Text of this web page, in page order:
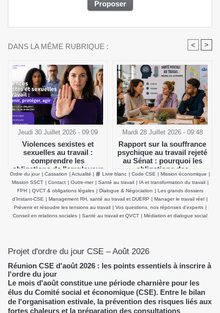
DANS LA MÊME RUBRIQUE : < >
Jeudi 30 Juillet 2026 - 09:09
Violences sexistes et
sexuelles au travail :
comprendre les
obligations de l'employeur
et agir efficacement
Mardi 28 Juillet 2026 - 09:48
Rapport sur la souffrance
psychique au travail rejeté
au Sénat : pourquoi les
obligations des
employeurs et du CSE
demeurent inchangées
Ordre du jour | Cassation | Actualité | 📘 Livre blanc | Code CSE | Mission économique |
Mission SSCT | Contact | Outre-mer | Santé au travail | IA et transformation du travail |
FPH | QVCT & obligations légales | Dialogue & Négociation | Les grands dossiers
d’Instant-CSE | Management RH, santé au travail et DUERP | Manager le travail réel |
Prévenir et résoudre les tensions au travail | Vos questions, nos réponses d'experts |
Conseil en relations sociales | Santé au travail et QVCT | Médiation et dialogue social
Projet d'ordre du jour CSE – Août 2026
Réunion CSE d'août 2026 : les points essentiels à inscrire à
l'ordre du jour
Le mois d'août constitue une période charnière pour les
élus du Comité social et économique (CSE). Entre le bilan
de l'organisation estivale, la prévention des risques liés aux
fortes chaleurs et la préparation des consultations